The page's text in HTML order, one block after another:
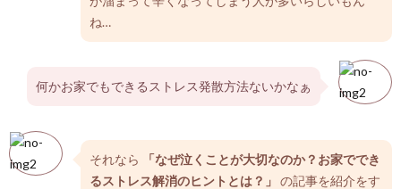
ね…
何かお家でもできるストレス発散方法ないかなぁ
それなら
「なぜ泣くことが大切なのか？お家ででき
るストレス解消のヒントとは？」 の記事を紹介をす